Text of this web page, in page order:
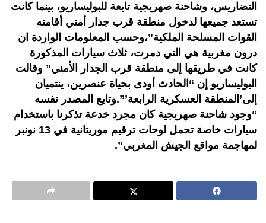
التضاريس، وشاحنة صهريجية تابعة للبوليساريو، بينما كانت
تستعد جميعها لدخول منطقة قرب جدار أمني أقامته
القوات المسلحة الملكية”،وحسب المعلومات الواردة ان
درون مغربية هي التي دمرت، ثلاث سيارات المذكورة
كانت في طريقها إلى منطقة قرب الجدار الأمني” وقالت
البوليساريو إن “الحادث أودى بحياة عنصرين، ينتميان
إلى’المنطقة العسكرية الرابعة’”.وتابع المصدر نفسه
“وجود شاحنة صهريجية كان مجرد خدعة تذكرنا باستخدام
سيارات خاصة تحمل لوحات ترقيم موريتانية في 13 نونبر
لمهاجمة مواقع الجيش المغربي”.